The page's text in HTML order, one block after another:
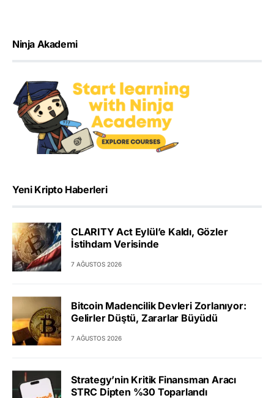
Ninja Akademi
Yeni Kripto Haberleri
CLARITY Act Eylül’e Kaldı, Gözler
İstihdam Verisinde
7 AĞUSTOS 2026
Bitcoin Madencilik Devleri Zorlanıyor:
Gelirler Düştü, Zararlar Büyüdü
7 AĞUSTOS 2026
Strategy’nin Kritik Finansman Aracı
STRC Dipten %30 Toparlandı